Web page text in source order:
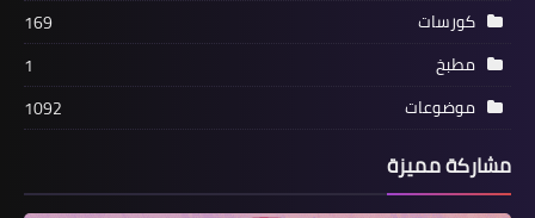
كورسات
169
مطبخ
1
موضوعات
1092
مشاركة مميزة